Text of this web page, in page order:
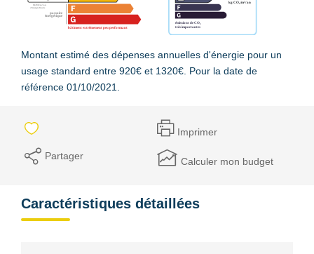
Montant estimé des dépenses annuelles d'énergie pour un
usage standard entre 920€ et 1320€. Pour la date de
référence 01/10/2021.
Imprimer
Partager Calculer mon budget
Caractéristiques détaillées